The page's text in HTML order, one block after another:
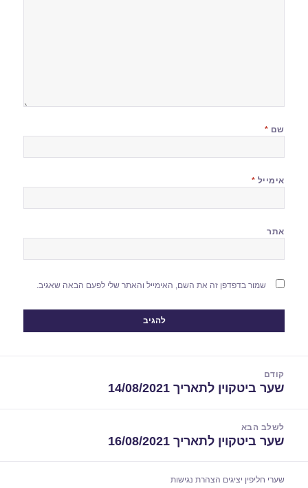
שם *
אימייל *
אתר
שמור בדפדפן זה את השם, האימייל והאתר שלי לפעם הבאה שאגיב.
קודם
הפוסט
שער ביטקוין לתאריך 14/08/2021
לשלב הבא
הפוסט
שער ביטקוין לתאריך 16/08/2021
שערי חליפין יציגים הצהרת נגישות